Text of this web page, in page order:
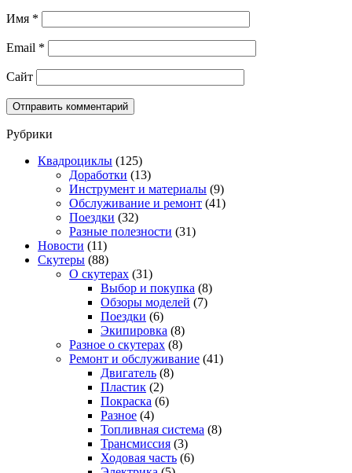
Имя *
Email *
Сайт
Рубрики
Квадроциклы (125)
Доработки (13)
Инструмент и материалы (9)
Обслуживание и ремонт (41)
Поездки (32)
Разные полезности (31)
Новости (11)
Скутеры (88)
О скутерах (31)
Выбор и покупка (8)
Обзоры моделей (7)
Поездки (6)
Экипировка (8)
Разное о скутерах (8)
Ремонт и обслуживание (41)
Двигатель (8)
Пластик (2)
Покраска (6)
Разное (4)
Топливная система (8)
Трансмиссия (3)
Ходовая часть (6)